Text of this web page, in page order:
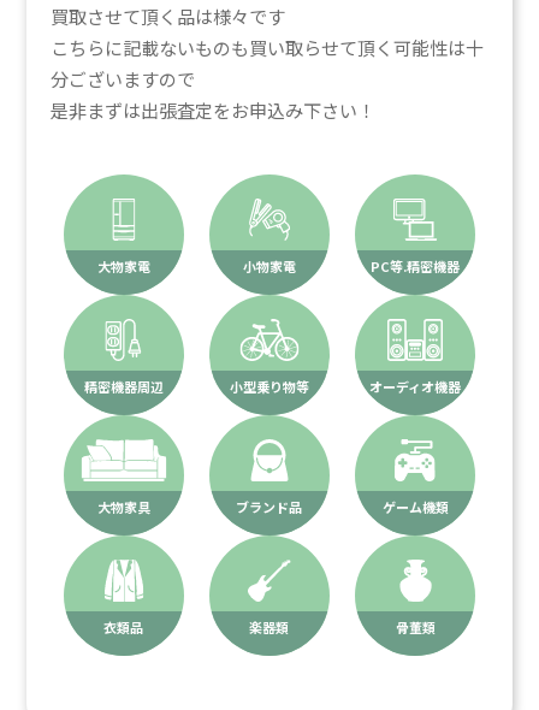
買取させて頂く品は様々です
こちらに記載ないものも買い取らせて頂く可能性は十
分ございますので
是非まずは出張査定をお申込み下さい！
大物家電 小物家電 PC等.精密機器
精密機器周辺 小型乗り物等 オーディオ機器
大物家具 ブランド品 ゲーム機類
衣類品 楽器類 骨董類